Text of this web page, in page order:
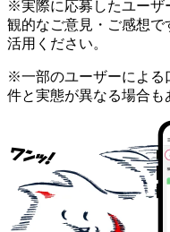
※実際に応募したユーザ
観的なご意見・ご感想
活用ください。
※一部のユーザーによる
件と実態が異なる場合も